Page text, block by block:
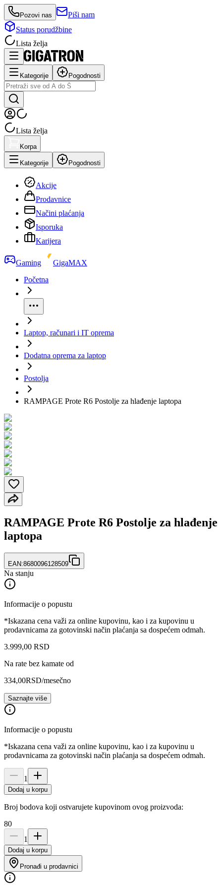
Pozovi nas
Piši nam
Status porudžbine
Lista želja
Kategorije Pogodnosti
Lista želja
Korpa
Kategorije Pogodnosti
Akcije
Prodavnice
Načini plaćanja
Isporuka
Karijera
Gaming
GigaMAX
Početna
Laptop, računari i IT oprema
Dodatna oprema za laptop
Postolja
RAMPAGE Prote R6 Postolje za hlađenje laptopa
RAMPAGE Prote R6 Postolje za hlađenje
laptopa
EAN:8680096128509
Na stanju
Informacije o popustu
*Iskazana cena važi za online kupovinu, kao i za kupovinu u
prodavnicama za gotovinski način plaćanja sa dospećem odmah.
3.999,00 RSD
Na rate bez kamate od
334,00RSD/mesečno
Saznajte više
Informacije o popustu
*Iskazana cena važi za online kupovinu, kao i za kupovinu u
prodavnicama za gotovinski način plaćanja sa dospećem odmah.
1
Dodaj u korpu
Broj bodova koji ostvarujete kupovinom ovog proizvoda:
80
1
Dodaj u korpu
Pronađi u prodavnici